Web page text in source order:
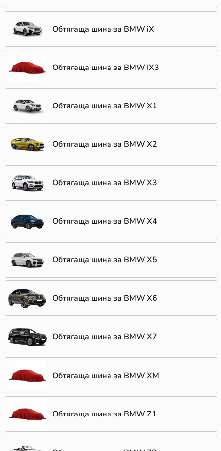
Обтягаща шина за BMW iX
Обтягаща шина за BMW IX3
Обтягаща шина за BMW X1
Обтягаща шина за BMW X2
Обтягаща шина за BMW X3
Обтягаща шина за BMW X4
Обтягаща шина за BMW X5
Обтягаща шина за BMW X6
Обтягаща шина за BMW X7
Обтягаща шина за BMW XM
Обтягаща шина за BMW Z1